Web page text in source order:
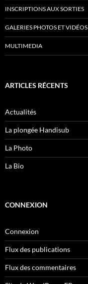
INSCRIPTIONS AUX SORTIES
GALERIES PHOTOS ET VIDÉOS
MULTIMEDIA
ARTICLES RÉCENTS
Actualités
La plongée Handisub
La Photo
La Bio
CONNEXION
Connexion
Flux des publications
Flux des commentaires